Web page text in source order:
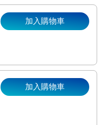
加入購物車
加入購物車